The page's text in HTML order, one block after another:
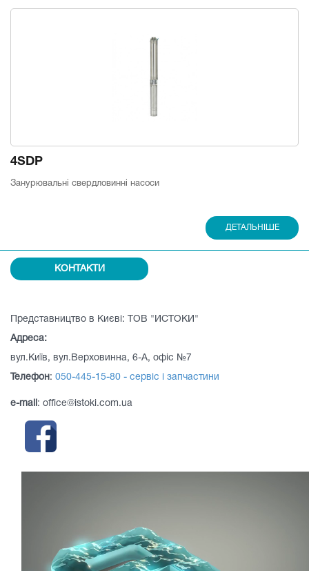
4SDP
Занурювальні свердловинні насоси
ДЕТАЛЬНІШЕ
КОНТАКТИ
Представництво в Києві: ТОВ "ИСТОКИ"
Адреса:
вул.Київ, вул.Верховинна, 6-А, офіс №7
Телефон: 050-445-15-80 - сервіс і запчастини
e-mail : office@istoki.com.ua